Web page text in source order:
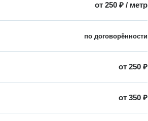
от250 ₽ / метр
по договорённости
от250 ₽
от350 ₽